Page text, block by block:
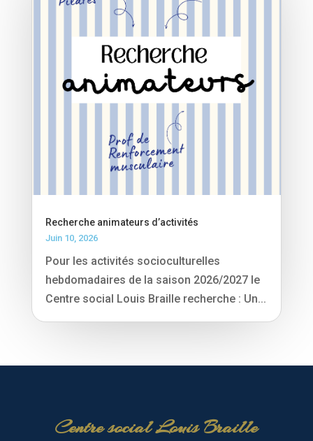
Recherche animateurs d’activités
Juin 10, 2026
Pour les activités socioculturelles
hebdomadaires de la saison 2026/2027 le
Centre social Louis Braille recherche : Un...
Centre social Louis Braille